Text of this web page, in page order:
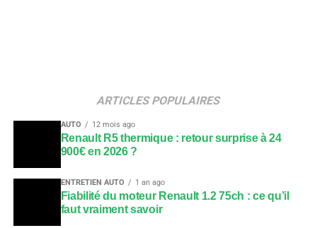
ARTICLES POPULAIRES
AUTO 12 mois ago
Renault R5 thermique : retour surprise à 24
900€ en 2026 ?
ENTRETIEN AUTO 1 an ago
Fiabilité du moteur Renault 1.2 75ch : ce qu’il
faut vraiment savoir